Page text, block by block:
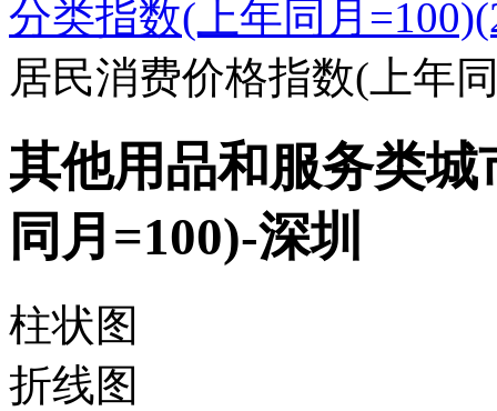
分类指数(上年同月
居民消费价格指数(上年
其他用品和服务类
同月=100)-深圳
柱状图
折线图